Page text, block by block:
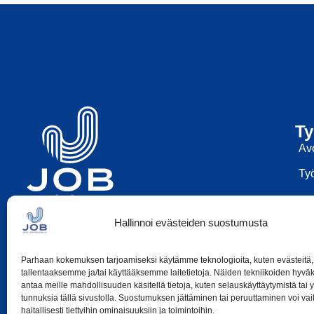
Hallinnoi evästeiden suostumusta
Parhaan kokemuksen tarjoamiseksi käytämme teknologioita, kuten evästeitä,
tallentaaksemme ja/tai käyttääksemme laitetietoja. Näiden tekniikoiden
antaa meille mahdollisuuden käsitellä tietoja, kuten selauskäyttäytymistä tai
tunnuksia tällä sivustolla. Suostumuksen jättäminen tai peruuttaminen voi
haitallisesti tiettyihin ominaisuuksiin ja toimintoihin.
050-369 7969
tuukka.laine@jobhp.fi